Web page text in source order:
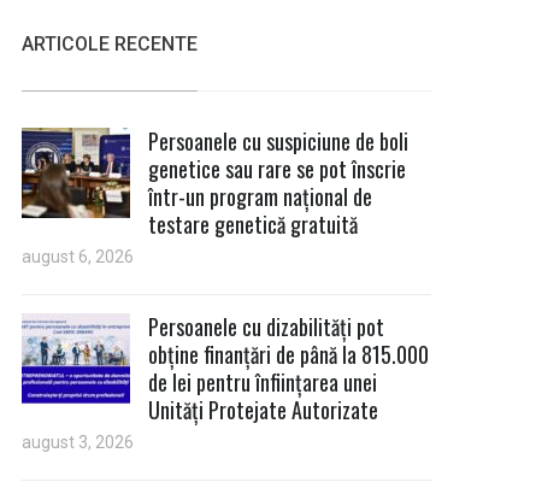
ARTICOLE RECENTE
Persoanele cu suspiciune de boli
genetice sau rare se pot înscrie
într-un program național de
testare genetică gratuită
august 6, 2026
Persoanele cu dizabilități pot
obține finanțări de până la 815.000
de lei pentru înființarea unei
Unități Protejate Autorizate
august 3, 2026